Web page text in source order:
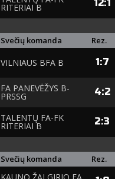
RITERIAI B 12:1
Svečių komanda Rez.
VILNIAUS BFA B 1:7
FA PANEVĖŽYS B-
PRSSG 4:2
TALENTŲ FA-FK
RITERIAI B 2:3
Svečių komanda Rez.